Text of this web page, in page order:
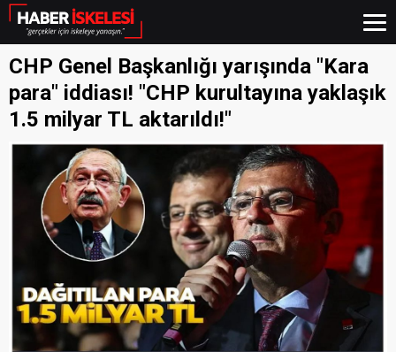
CHP Genel Başkanlığı yarışında "Kara
para" iddiası! "CHP kurultayına yaklaşık
1.5 milyar TL aktarıldı!"